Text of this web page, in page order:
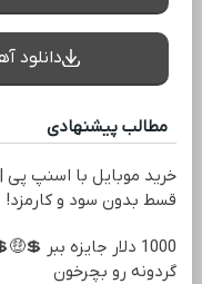
دانلود
مطالب پیشنهادی
قسط بدون سود و کارمزد!
1000 دلار جایزه ببر
گردونه رو بچرخون